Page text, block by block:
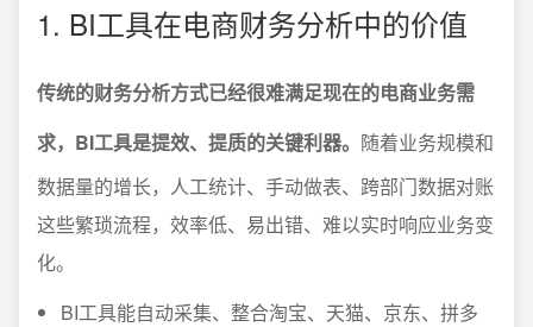
1. BI工具在电商财务分析中的价值
传统的财务分析方式已经很难满足现在的电商业务需
求，BI工具是提效、提质的关键利器。 随着业务规模和
数据量的增长，人工统计、手动做表、跨部门数据对账
这些繁琐流程，效率低、易出错、难以实时响应业务变
化。
BI工具能自动采集、整合淘宝、天猫、京东、拼多